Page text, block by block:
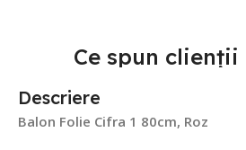
Ce spun
Descriere
Balon Folie Cifra 1 80cm, Roz